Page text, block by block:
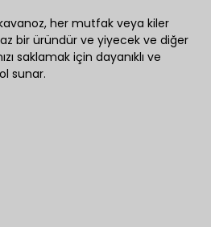
her mutfak veya kiler
bir üründür ve yiyecek ve diğer
saklamak için dayanıklı ve
sunar.